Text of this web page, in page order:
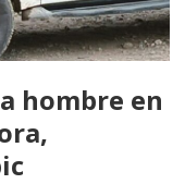
hombre en